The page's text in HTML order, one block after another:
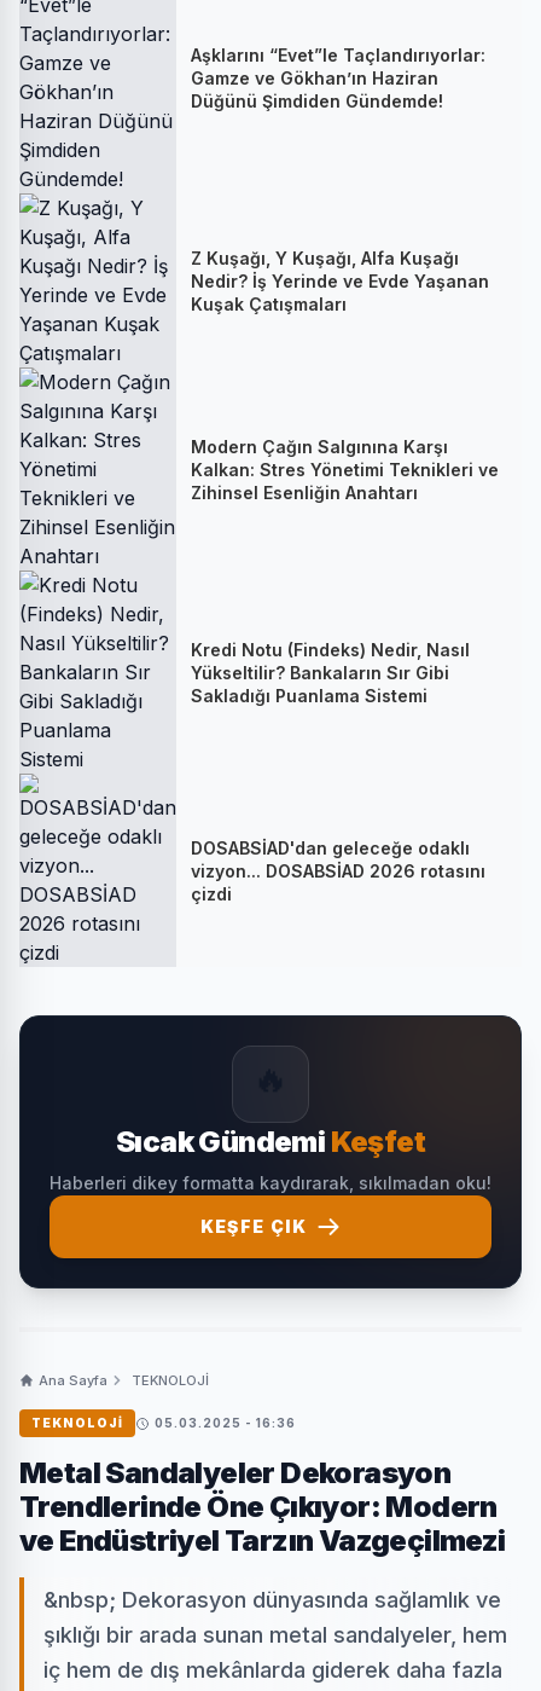
Aşklarını “Evet”le Taçlandırıyorlar:
Gamze ve Gökhan’ın Haziran
Düğünü Şimdiden Gündemde!
Z Kuşağı, Y Kuşağı, Alfa Kuşağı
Nedir? İş Yerinde ve Evde Yaşanan
Kuşak Çatışmaları
Modern Çağın Salgınına Karşı
Kalkan: Stres Yönetimi Teknikleri ve
Zihinsel Esenliğin Anahtarı
Kredi Notu (Findeks) Nedir, Nasıl
Yükseltilir? Bankaların Sır Gibi
Sakladığı Puanlama Sistemi
DOSABSİAD'dan geleceğe odaklı
vizyon... DOSABSİAD 2026 rotasını
çizdi
Sıcak Gündemi Keşfet
Haberleri dikey formatta kaydırarak, sıkılmadan oku!
KEŞFE ÇIK
Ana Sayfa TEKNOLOJİ
TEKNOLOJİ 05.03.2025 - 16:36
Metal Sandalyeler Dekorasyon
Trendlerinde Öne Çıkıyor: Modern
ve Endüstriyel Tarzın Vazgeçilmezi
&nbsp; Dekorasyon dünyasında sağlamlık ve
şıklığı bir arada sunan metal sandalyeler, hem
iç hem de dış mekânlarda giderek daha fazla